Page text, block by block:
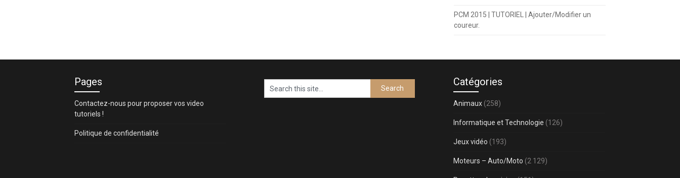
PCM 2015 | TUTORIEL | Ajouter/Modifier un
coureur.
Pages
Contactez-nous pour proposer vos video
tutoriels !
Politique de confidentialité
Catégories
Animaux (258)
Informatique et Technologie (126)
Jeux vidéo (193)
Moteurs – Auto/Moto (2 129)